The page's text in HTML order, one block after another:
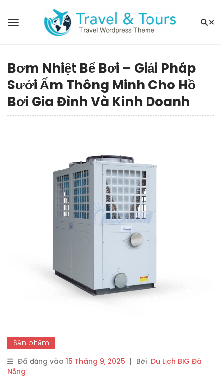
Bơm Nhiệt Bể Bơi – Giải Pháp
Sưởi Ấm Thông Minh Cho Hồ
Bơi Gia Đình Và Kinh Doanh
Sản phẩm
Đã đăng vào15 Tháng 9, 2025 | Bởi Du Lịch BIG Đà
Nẵng